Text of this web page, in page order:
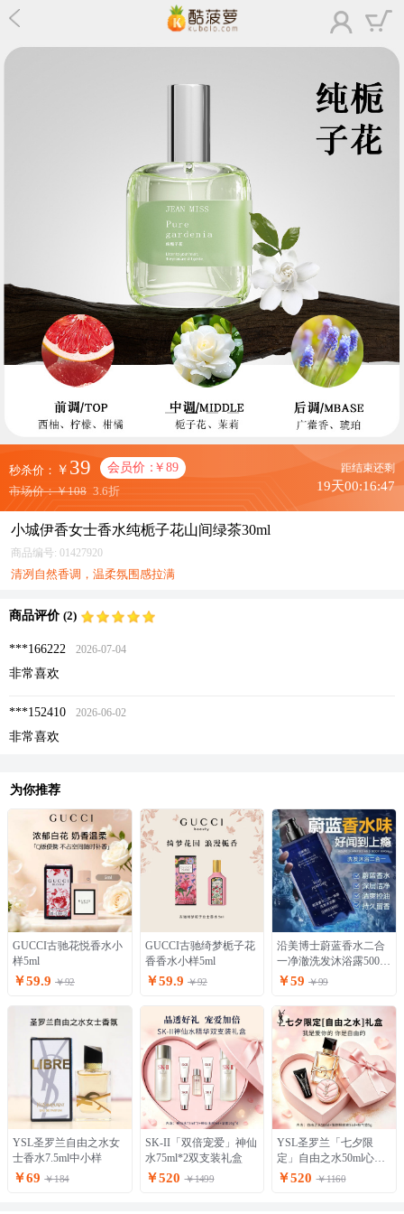
秒杀价： ￥ 39 会员价：￥89
市场价：￥108 3.6折
距结束还剩
19天00:16:46
小城伊香女士香水纯栀子花山间绿茶30ml
商品编号: 01427920
清冽自然香调，温柔氛围感拉满
商品评价 (2)
***166222 2026-07-04
非常喜欢
***152410 2026-06-02
非常喜欢
为你推荐
GUCCI古驰花悦香水小
样5ml
￥59.9 ￥92
GUCCI古驰绮梦栀子花
香香水小样5ml
￥59.9 ￥92
沿美博士蔚蓝香水二合
一净澈洗发沐浴露500ml
男士持久留香
￥59 ￥99
YSL圣罗兰自由之水女
士香水7.5ml中小样
￥69 ￥184
SK-II「双倍宠爱」神仙
水75ml*2双支装礼盒
￥520 ￥1499
YSL圣罗兰「七夕限
定」自由之水50ml心动
礼盒
￥520 ￥1160